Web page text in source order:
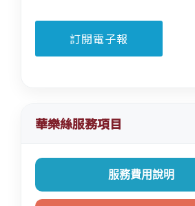
華樂絲服務項目
服務費用說明